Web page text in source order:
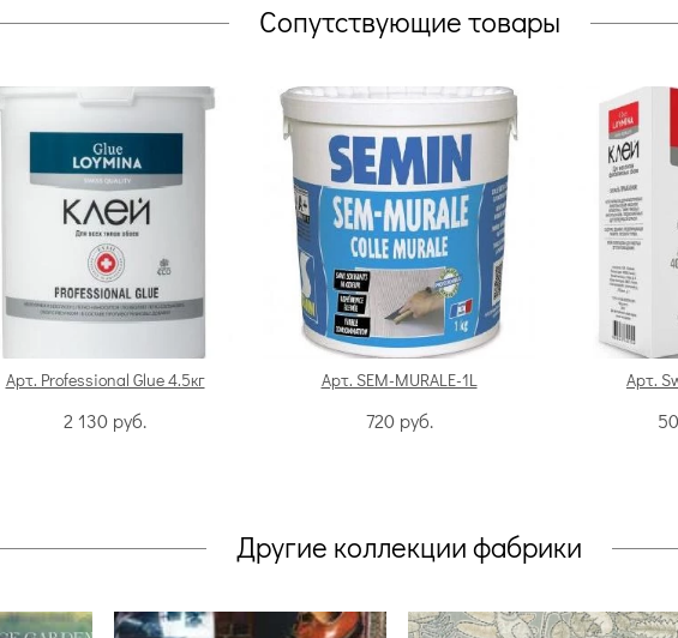
Сопутствующие товары
Арт. Professional Glue 4.5кг
2 130 руб.
Арт. SEM-MURALE-1L
720 руб.
Арт.
Другие коллекции фабрики